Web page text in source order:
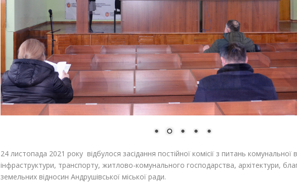
24 листопада 2021 року відбулося засідання постійної комісії з питань комунальної
інфраструктури, транспорту, житлово-комунального господарства, архітектури,
земельних відносин Андрушівської міської ради.